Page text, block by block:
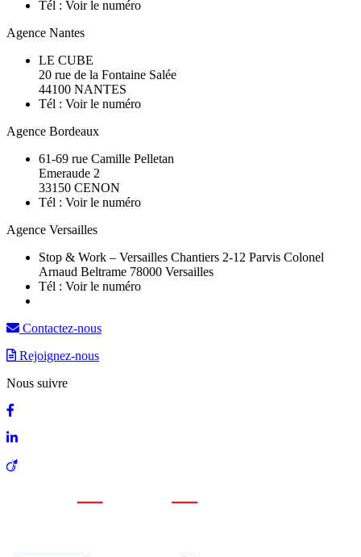
Tél : Voir le numéro
Agence Nantes
LE CUBE
20 rue de la Fontaine Salée
44100 NANTES
Tél : Voir le numéro
Agence Bordeaux
61-69 rue Camille Pelletan
Emeraude 2
33150 CENON
Tél : Voir le numéro
Agence Versailles
Stop & Work – Versailles Chantiers 2-12 Parvis Colonel
Arnaud Beltrame 78000 Versailles
Tél : Voir le numéro
Contactez-nous
Rejoignez-nous
Nous suivre